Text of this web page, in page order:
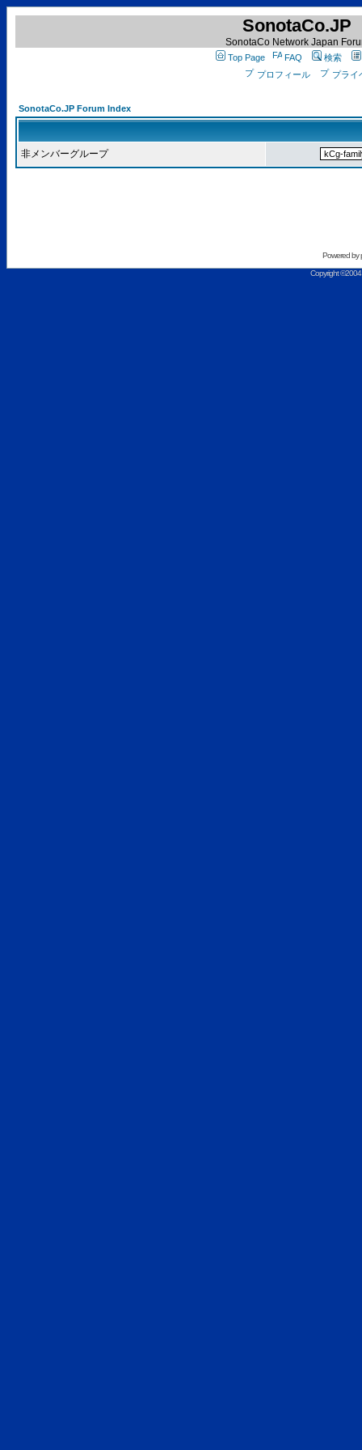
SonotaCo.JP
SonotaCo Network Japan
Top Page FAQ
検索
プロフィール
プライ
SonotaCo.JP Forum Index
非メンバーグループ
Powered by
Copyright ©2004